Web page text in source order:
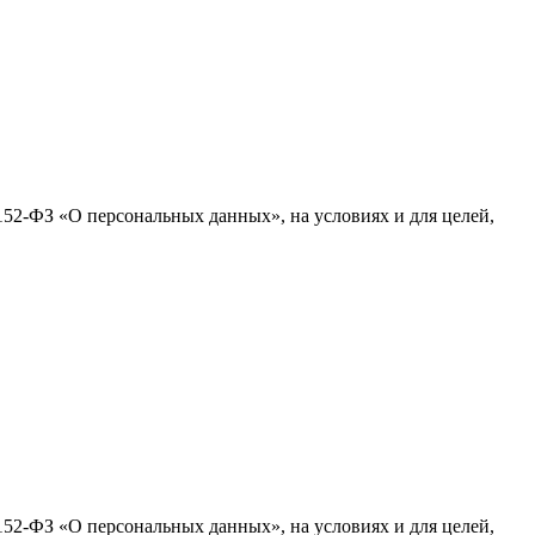
ФЗ «О персональных данных», на условиях и для целей,
ФЗ «О персональных данных», на условиях и для целей,